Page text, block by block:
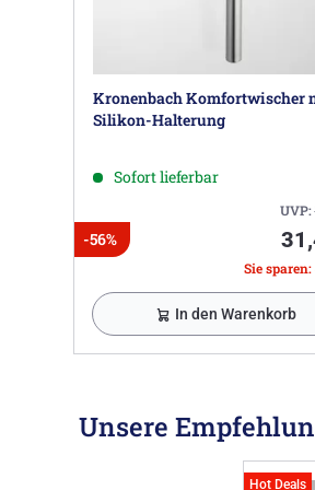
Kronenbach Komfortwischer
Silikon-Halterung
Sofort lieferbar
UVP:
-56%
Sie sparen:
In den Warenkorb
Unsere
Hot Deals